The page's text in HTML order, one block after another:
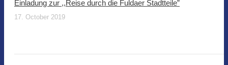
Einladung zur ,,Reise durch die Fuldaer Stadtteile”
17. October 2019